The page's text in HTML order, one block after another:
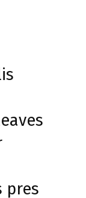
pres